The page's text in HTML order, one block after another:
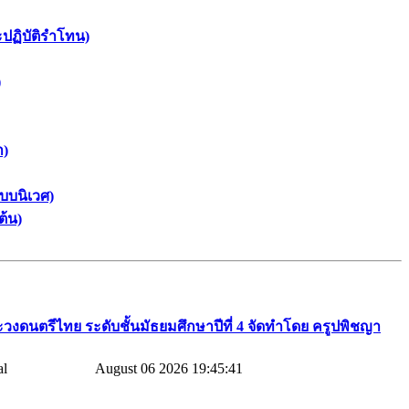
ฏิบัติรำโทน)
)
บนิเวศ)
น)
วงดนตรีไทย​ ระดับชั้นมัธยมศึกษาปีที่​ 4​ จัดทำโดย​ ครูปพิชญา​
August 06 2026 19:45:41